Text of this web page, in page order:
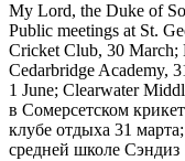
My Lord, the Duke of
Public meetings at St.
Cricket Club, 30 March;
Cedarbridge Academy,
1 June; Clearwater
в Сомерсетском
клубе отдыха 31
средней школе